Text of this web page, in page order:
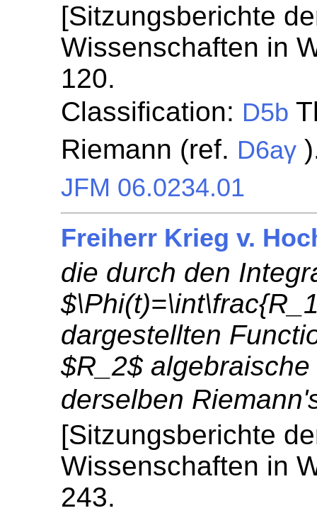
[Sitzungsberichte
Wissenschaften in
120.
Classification: D5b
Riemann (ref. D6aγ
JFM 06.0234.01
Freiherr Krieg v.
die durch den
dargestellten
$R_2$
derselben
[Sitzungsberichte
Wissenschaften in
243.